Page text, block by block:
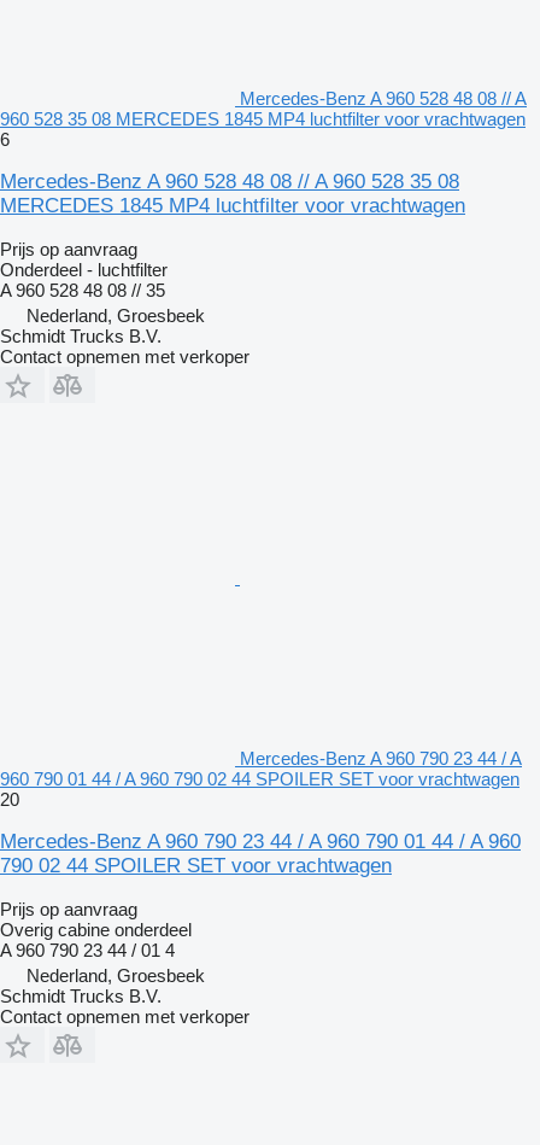
Mercedes-Benz A 960 528 48 08 // A
960 528 35 08 MERCEDES 1845 MP4 luchtfilter voor vrachtwagen
6
Mercedes-Benz A 960 528 48 08 // A 960 528 35 08
MERCEDES 1845 MP4 luchtfilter voor vrachtwagen
Prijs op aanvraag
Onderdeel - luchtfilter
A 960 528 48 08 // 35
Nederland, Groesbeek
Schmidt Trucks B.V.
Contact opnemen met verkoper
Mercedes-Benz A 960 790 23 44 / A
960 790 01 44 / A 960 790 02 44 SPOILER SET voor vrachtwagen
20
Mercedes-Benz A 960 790 23 44 / A 960 790 01 44 / A 960
790 02 44 SPOILER SET voor vrachtwagen
Prijs op aanvraag
Overig cabine onderdeel
A 960 790 23 44 / 01 4
Nederland, Groesbeek
Schmidt Trucks B.V.
Contact opnemen met verkoper